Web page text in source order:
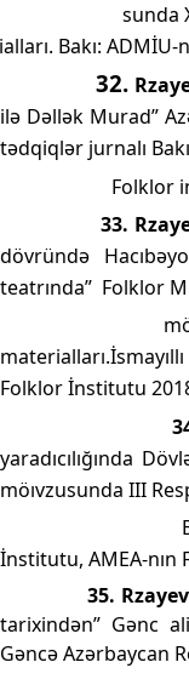
sunda
Bakı:
32.
ilə Dəllək Murad”
tədqiqlər jurnalı
Folklor
33.
dövründə
teatrında” Folklor
Folklor İnstitutu
yaradıcılığında
möıvzusunda III
İnstitutu, AMEA-nın
35.
tarixindən” Gənc
Gəncə Azərbaycan